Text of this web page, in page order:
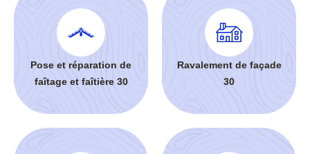
Pose et réparation de
faîtage et faîtière 30
Ravalement de façade
30